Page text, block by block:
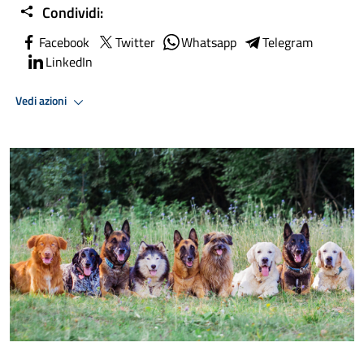
Condividi:
Facebook Twitter Whatsapp
Telegram
LinkedIn
Vedi azioni